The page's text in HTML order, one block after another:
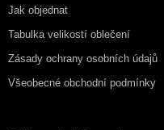
Jak objednat
Tabulka velikostí oblečení
Zásady ochrany osobních údajů
Všeobecné obchodní podmínky